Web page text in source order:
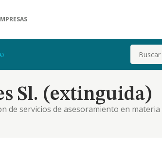
Buscar
Sl. (extinguida)
de servicios de asesoramiento en materia
marketing, fiscal, contable, legal,